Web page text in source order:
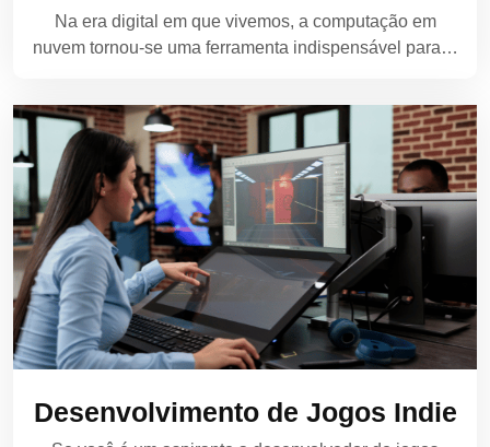
Na era digital em que vivemos, a computação em
nuvem tornou-se uma ferramenta indispensável para…
Desenvolvimento de Jogos Indie